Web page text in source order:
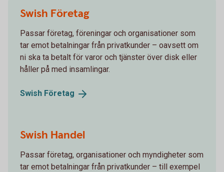
Swish Företag
Passar företag, föreningar och organisationer som
tar emot betalningar från privatkunder – oavsett om
ni ska ta betalt för varor och tjänster över disk eller
håller på med insamlingar.
Swish Företag
Swish Handel
Passar företag, organisationer och myndigheter som
tar emot betalningar från privatkunder – till exempel